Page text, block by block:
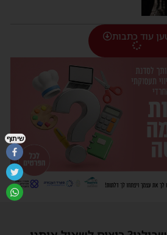
עוד כתבות
שיתוף